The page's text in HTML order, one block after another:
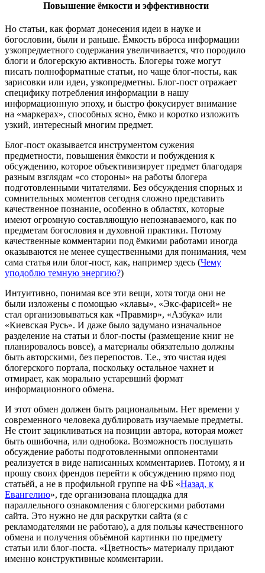
Повышение ёмкости и эффективности
Но статьи, как формат донесения идеи в науке и
богословии, были и раньше. Ёмкость вброса информации
узкопредметного содержания увеличивается, что породило
блоги и блогерскую активность. Блогеры тоже могут
писать полноформатные статьи, но чаще блог-посты, как
зарисовки или идеи, узкопредметны. Блог-пост отражает
специфику потребления информации в нашу
информационную эпоху, и быстро фокусирует внимание
на «маркерах», способных ясно, ёмко и коротко изложить
узкий, интересный многим предмет.
Блог-пост оказывается инструментом сужения
предметности, повышения ёмкости и побуждения к
обсуждению, которое объективизирует предмет благодаря
разным взглядам «со стороны» на работы блогера
подготовленными читателями. Без обсуждения спорных и
сомнительных моментов сегодня сложно представить
качественное познание, особенно в областях, которые
имеют огромную составляющую непознаваемого, как по
предметам богословия и духовной практики. Потому
качественные комментарии под ёмкими работами иногда
оказываются не менее существенными для понимания, чем
сама статья или блог-пост, как, например здесь (Чему
уподоблю темную энергию?)
Интуитивно, понимая все эти вещи, хотя тогда они не
были изложены с помощью «клавы», «Экс-фарисей» не
стал организовываться как «Правмир», «Азбука» или
«Киевская Русь». И даже было задумано изначальное
разделение на статьи и блог-посты (размещение книг не
планировалось вовсе), а материалы обязательно должны
быть авторскими, без перепостов. Т.е., это чистая идея
блогерского портала, поскольку остальное чахнет и
отмирает, как морально устаревший формат
информационного обмена.
И этот обмен должен быть рациональным. Нет времени у
современного человека дублировать изучаемые предметы.
Не стоит зацикливаться на позиции автора, которая может
быть ошибочна, или однобока. Возможность послушать
обсуждение работы подготовленными оппонентами
реализуется в виде написанных комментариев. Потому, я и
прошу своих френдов перейти к обсуждению прямо под
статьёй, а не в профильной группе на ФБ «Назад, к
Евангелию», где организована площадка для
параллельного ознакомления с блогерскими работами
сайта. Это нужно не для раскрутки сайта (я с
рекламодателями не работаю), а для пользы качественного
обмена и получения объёмной картинки по предмету
статьи или блог-поста. «Цветность» материалу придают
именно конструктивные комментарии.